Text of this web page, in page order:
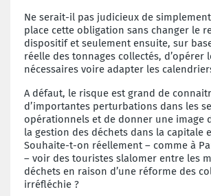
Ne serait-il pas judicieux de
place cette obligation sans changer le
dispositif et seulement ensuite, sur
réelle des tonnages collectés, d’opérer
nécessaires voire adapter les
A défaut, le risque est grand de
d’importantes perturbations dans les
opérationnels et de donner une image
la gestion des déchets dans la capitale
Souhaite-t-on réellement – comme à
– voir des touristes slalomer entre les
déchets en raison d’une réforme des
irréfléchie ?